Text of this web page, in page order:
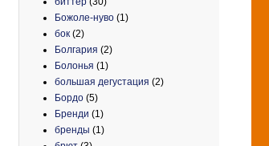
Божоле-нуво (1)
бок (2)
Болгария (2)
Болонья (1)
большая дегустация (2)
Бордо (5)
Бренди (1)
бренды (1)